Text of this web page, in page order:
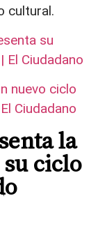
cultural.
su
El Ciudadano
nuevo ciclo
Ciudadano
la
ciclo